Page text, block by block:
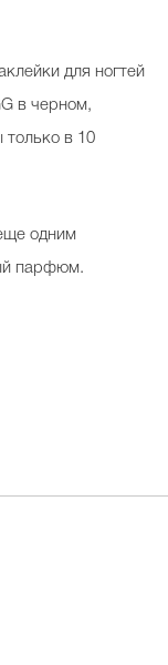
для ногтей
в черном,
только в 10
одним
парфюм.